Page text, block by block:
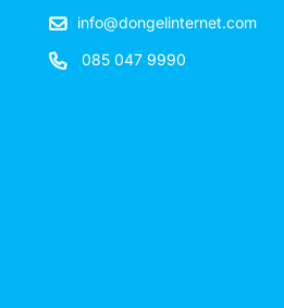
info@dongelinternet.com
085 047 9990